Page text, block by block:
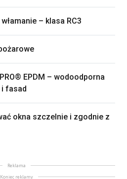
– klasa RC3
EPDM – wodoodporna
fasad
okna szczelnie i zgodnie z
Reklama
Koniec reklamy